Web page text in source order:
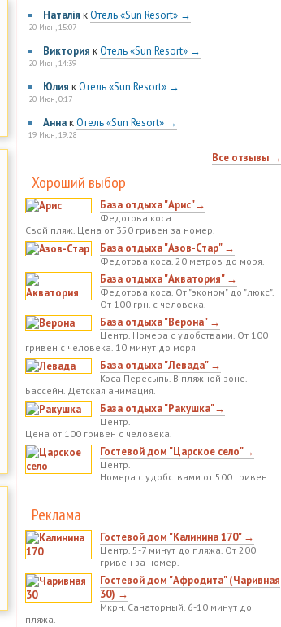
Наталія кОтель «Sun Resort» →
20 Июн, 15:07
Виктория кОтель «Sun Resort» →
20 Июн, 14:39
Юлия кОтель «Sun Resort» →
20 Июн, 0:17
АннакОтель «Sun Resort» →
19 Июн, 19:28
Все отзывы →
Хороший выбор
База отдыха "Арис"→
Федотова коса.
Свой пляж. Цена от 350 гривен за номер.
База отдыха "Азов-Стар" →
Федотова коса. 20 метров до моря.
База отдыха "Акватория" →
Федотова коса. От "эконом" до "люкс".
От 100 грн. с человека.
База отдыха "Верона" →
Центр. Номера с удобствами. От 100
гривен с человека. 10 минут до моря
База отдыха "Левада" →
Коса Пересыпь. В пляжной зоне.
Бассейн. Детская анимация.
База отдыха "Ракушка"→
Центр.
Цена от 100 гривен с человека.
Гостевой дом "Царское село"→
Центр.
Номера с удобствами от 500 гривен.
Реклама
Гостевой дом "Калинина 170" →
Центр. 5-7 минут до пляжа. От 200
гривен за номер.
Гостевой дом "Афродита" (Чаривная
30) →
Мкрн. Санаторный. 6-10 минут до
пляжа.